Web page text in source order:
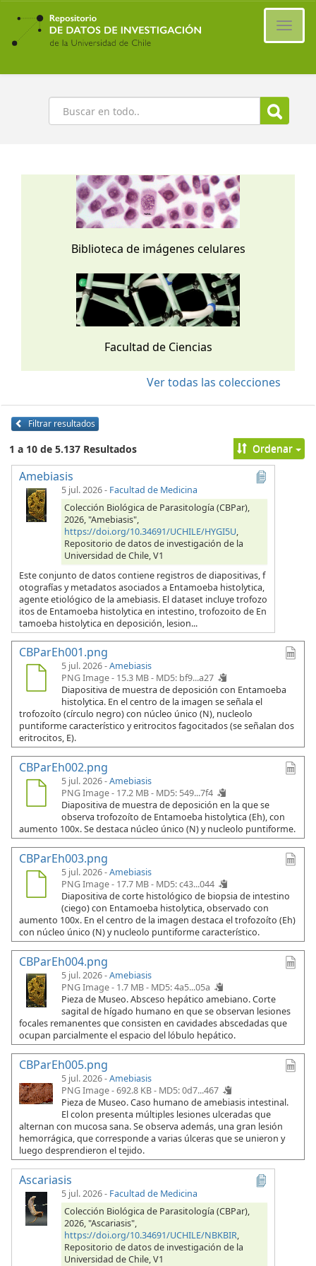
Ir
contenido
principal
Buscar
Biblioteca de imágenes celulares
Facultad de Ciencias
Ver todas las colecciones
Filtrar resultados
1 a 10 de 5.137 Resultados Ordenar
Amebiasis
5 jul. 2026- Facultad de Medicina
Colección Biológica de Parasitología (CBPar),
2026, "Amebiasis",
https://doi.org/10.34691/UCHILE/HYGI5U,
Repositorio de datos de investigación de la
Universidad de Chile, V1
Este conjunto de datos contiene registros de diapositivas, f
otografías y metadatos asociados a Entamoeba histolytica,
agente etiológico de la amebiasis. El dataset incluye trofozo
itos de Entamoeba histolytica en intestino, trofozoito de En
tamoeba histolytica en deposición, lesion...
CBParEh001.png
5 jul. 2026 -Amebiasis
PNG Image - 15.3 MB - MD5: bf9...a27
Diapositiva de muestra de deposición con Entamoeba
histolytica. En el centro de la imagen se señala el
trofozoíto (círculo negro) con núcleo único (N), nucleolo
puntiforme característico y eritrocitos fagocitados (se señalan dos
eritrocitos, E).
CBParEh002.png
5 jul. 2026 -Amebiasis
PNG Image - 17.2 MB - MD5: 549...7f4
Diapositiva de muestra de deposición en la que se
observa trofozoíto de Entamoeba histolytica (Eh), con
aumento 100x. Se destaca núcleo único (N) y nucleolo puntiforme.
CBParEh003.png
5 jul. 2026 -Amebiasis
PNG Image - 17.7 MB - MD5: c43...044
Diapositiva de corte histológico de biopsia de intestino
(ciego) con Entamoeba histolytica, observado con
aumento 100x. En el centro de la imagen destaca el trofozoíto (Eh)
con núcleo único (N) y nucleolo puntiforme característico.
CBParEh004.png
5 jul. 2026 -Amebiasis
PNG Image - 1.7 MB - MD5: 4a5...05a
Pieza de Museo. Absceso hepático amebiano. Corte
sagital de hígado humano en que se observan lesiones
focales remanentes que consisten en cavidades abscedadas que
ocupan parcialmente el espacio del lóbulo hepático.
CBParEh005.png
5 jul. 2026 -Amebiasis
PNG Image - 692.8 KB - MD5: 0d7...467
Pieza de Museo. Caso humano de amebiasis intestinal.
El colon presenta múltiples lesiones ulceradas que
alternan con mucosa sana. Se observa además, una gran lesión
hemorrágica, que corresponde a varias úlceras que se unieron y
luego desprendieron el tejido.
Ascariasis
5 jul. 2026- Facultad de Medicina
Colección Biológica de Parasitología (CBPar),
2026, "Ascariasis",
https://doi.org/10.34691/UCHILE/NBKBIR,
Repositorio de datos de investigación de la
Universidad de Chile, V1